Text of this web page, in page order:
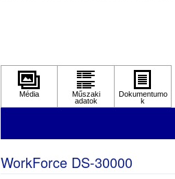
Szkennelés
WorkForce DS-30000